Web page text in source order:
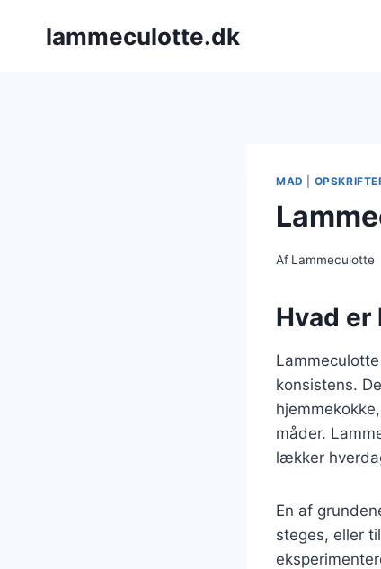
lammeculotte.dk
MAD
Af Lammeculotte
Hvad
konsistens.
måder.
lækker
En af
steges, eller